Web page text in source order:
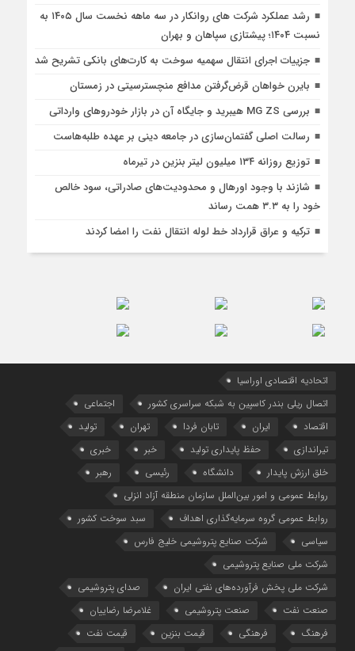
رشد عملکرد شرکت های روانکار در سه ماهه نخست سال ۱۴۰۵ به
نسبت ۱۴۰۴؛ پیشتازی سپاهان و بهران
جزییات اجرای انتقال سهمیه سوخت به کارت‌های بانکی تشریح شد
بایرن خواهان قرض‌گرفتن مدافع منچسترسیتی در زمستان
بررسی MG ZS هیبرید و جایگاه آن در بازار خودروهای وارداتی
رسالت اصلی گفتمان‌سازی در جامعه دینی بر عهده طلبه‌هاست
توزیع روزانه ۱۳۴ میلیون لیتر بنزین در تیرماه
شازند با وجود اورهال و محدودیت‌های صادراتی، سود خالص
خود را به ۳.۳ همت رساند
ترکیه و عراق قرارداد خط لوله انتقال نفت را امضا کردند
اتحادیه اقتصادی اوراسیا
اتصال ریلی بندر کاسپین به شبکه سراسری کشور
اجتماعی
اقتصاد
ایران تابان فردا تهران
تولید
تیراندازی
حفظ پایداری تولید خبر
خبری
خلق ارزش پایدار
دانشگاه رئیسی
رهبر
روابط عمومی و امور بین‌الملل سازمان منطقه آزاد انزلی
روابط عمومی گروه سرمایه‌گذاری اهداف
سبد سوخت کشور
سیاسی
شرکت صنایع پتروشیمی خلیج فارس
شرکت ملی صنایع پتروشیمی
شرکت ملی پخش فرآورده‌های نفتی ایران
صدای پتروشیمی
صنعت نفت
صنعت پتروشیمی
غلامرضا رضاییان
فرهنگ
فرهنگی قیمت بنزین
قیمت نفت